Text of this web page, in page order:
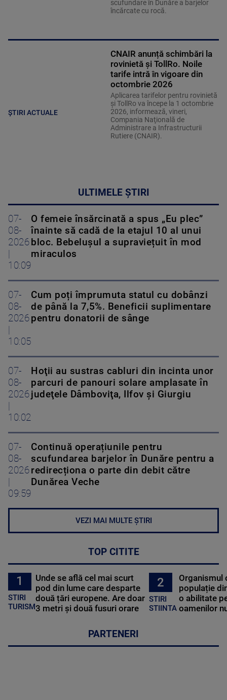
scufundare în Dunăre a barjelor
încărcate cu rocă.
ȘTIRI ACTUALE
CNAIR anunță schimbări la
rovinietă și TollRo. Noile
tarife intră în vigoare din
octombrie 2026
Aplicarea tarifelor pentru rovinietă
şi TollRo va începe la 1 octombrie
2026, informează, vineri,
Compania Naţională de
Administrare a Infrastructurii
Rutiere (CNAIR).
ULTIMELE ȘTIRI
07-
08-
2026
10:09
O femeie însărcinată a spus „Eu plec”
înainte să cadă de la etajul 10 al unui
bloc. Bebelușul a supraviețuit în mod
miraculos
07-
08-
2026
10:05
Cum poți împrumuta statul cu dobânzi
de până la 7,5%. Beneficii suplimentare
pentru donatorii de sânge
07-
08-
2026
10:02
Hoţii au sustras cabluri din incinta unor
parcuri de panouri solare amplasate în
judeţele Dâmboviţa, Ilfov şi Giurgiu
07-
08-
2026
09:59
Continuă operațiunile pentru
scufundarea barjelor în Dunăre pentru a
redirecționa o parte din debit către
Dunărea Veche
VEZI MAI MULTE ȘTIRI
TOP CITITE
1
STIRI
TURISM
Unde se află cel mai scurt
pod din lume care desparte
două țări europene. Are doar
3 metri și două fusuri orare
2
STIRI
STIINTA
Organismul
populație
o abilitate
oamenilor
PARTENERI